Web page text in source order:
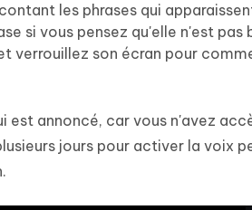
les phrases qui
si vous pensez qu'elle n'est pas
verrouillez son écran pour
est annoncé, car vous n'avez
jours pour activer la voix